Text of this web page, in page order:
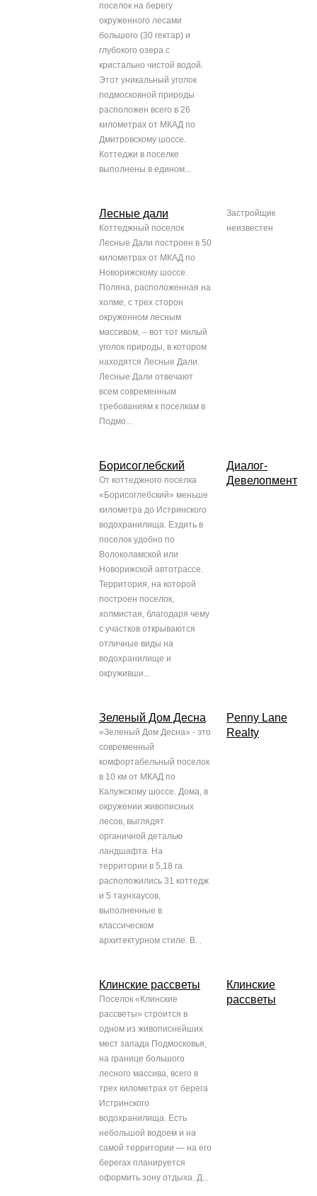
поселок на берегу
окруженного лесами
большого (30 гектар) и
глубокого озера с
кристально чистой водой.
Этот уникальный уголок
подмосковной природы
расположен всего в 26
километрах от МКАД по
Дмитровскому шоссе.
Коттеджи в поселке
выполнены в едином...
Лесные дали
Коттеджный поселок
Лесные Дали построен в 50
километрах от МКАД по
Новорижскому шоссе.
Поляна, расположенная на
холме, с трех сторон
окруженном лесным
массивом, – вот тот милый
уголок природы, в котором
находятся Лесные Дали.
Лесные Дали отвечают
всем современным
требованиям к поселкам в
Подмо...
Застройщик
неизвестен
Борисоглебский
От коттеджного поселка
«Борисоглебский» меньше
километра до Истринского
водохранилища. Ездить в
поселок удобно по
Волоколамской или
Новорижской автотрассе.
Территория, на которой
построен поселок,
холмистая, благодаря чему
с участков открываются
отличные виды на
водохранилище и
окруживши...
Диалог-
Девелопмент
Зеленый Дом Десна
«Зеленый Дом Десна» - это
современный
комфортабельный поселок
в 10 км от МКАД по
Калужскому шоссе. Дома, в
окружении живописных
лесов, выглядят
органичной деталью
ландшафта. На
территории в 5,18 га
расположились 31 коттедж
и 5 таунхаусов,
выполненные в
классическом
архитектурном стиле. В...
Penny Lane
Realty
Клинские рассветы
Поселок «Клинские
рассветы» строится в
одном из живописнейших
мест запада Подмосковья,
на границе большого
лесного массива, всего в
трех километрах от берега
Истринского
водохранилища. Есть
небольшой водоем и на
самой территории — на его
берегах планируется
оформить зону отдыха. Д...
Клинские
рассветы